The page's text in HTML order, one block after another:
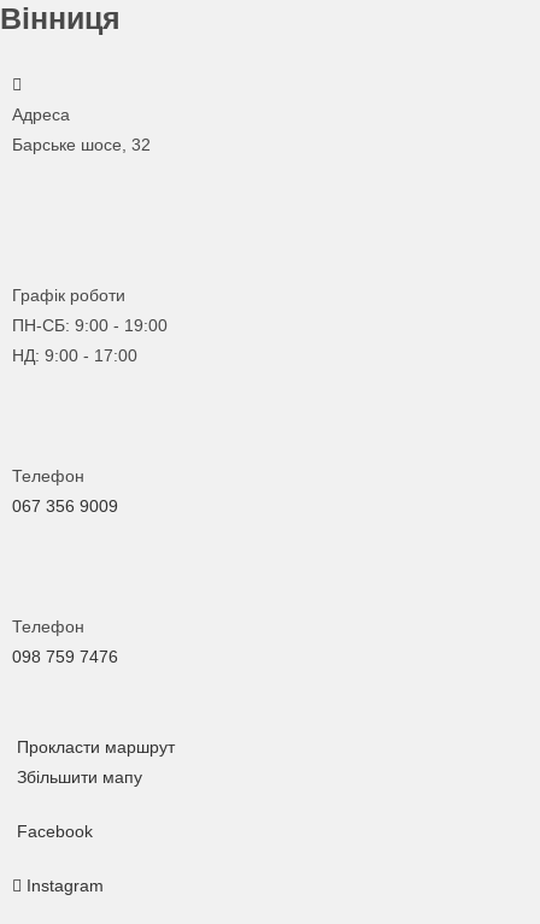
Вінниця
Адреса
Барське шосе, 32
Графік роботи
ПН-СБ: 9:00 - 19:00
НД: 9:00 - 17:00
Телефон
067 356 9009
Телефон
098 759 7476
Прокласти маршрут
Збільшити мапу
Facebook
Instagram